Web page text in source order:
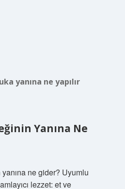
yanına ne yapılır
Yanına Ne
ne gider? Uyumlu
lezzet: et ve